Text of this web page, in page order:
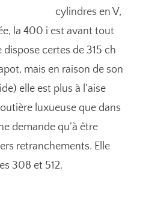
cylindres en V,
la 400 i est avant tout
certes de 315 ch
mais en raison de son
elle est plus à l’aise
luxueuse que dans
demande qu’à être
retranchements. Elle
308 et 512.